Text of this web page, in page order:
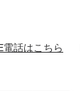
電話はこちら